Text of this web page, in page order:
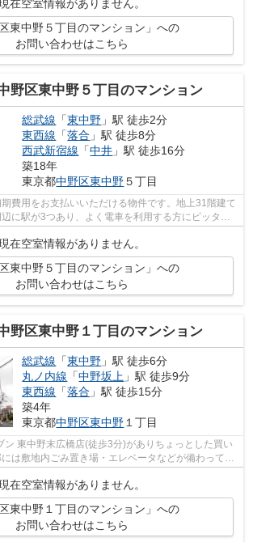
在空室情報がありません。
区東中野５丁目のマンション」への
お問い合わせはこちら
野区東中野５丁目のマンション
総武線 「東中野 」駅 徒歩2分
東西線 「落合 」駅 徒歩8分
西武新宿線 「中井 」駅 徒歩16分
築18年
東京都中野区東中野５丁目
費用をお支払いいただける物件です。地上31階建て
に駅が3つあり、よく電車を利用する方にピッタリ
在空室情報がありません。
区東中野５丁目のマンション」への
お問い合わせはこちら
野区東中野１丁目のマンション
総武線 「東中野 」駅 徒歩6分
丸ノ内線 「中野坂上 」駅 徒歩9分
東西線 「落合 」駅 徒歩15分
築4年
東京都中野区東中野 １丁目
ン 東中野末広橋店(徒歩3分)がありちょっとした買い
は敷地内ごみ置き場・エレベータなどが備わってお
在空室情報がありません。
区東中野１丁目のマンション」への
お問い合わせはこちら